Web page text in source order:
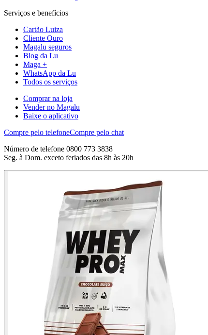
Serviços e benefícios
Cartão Luiza
Cliente Ouro
Magalu seguros
Blog da Lu
Maga +
WhatsApp da Lu
Todos os serviços
Comprar na loja
Vender no Magalu
Baixe o aplicativo
Compre pelo telefoneCompre pelo chat
Número de telefone 0800 773 3838
Seg. à Dom. exceto feriados das 8h às 20h